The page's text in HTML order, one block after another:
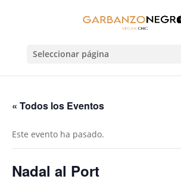
Seleccionar página
« Todos los Eventos
Este evento ha pasado.
Nadal al Port